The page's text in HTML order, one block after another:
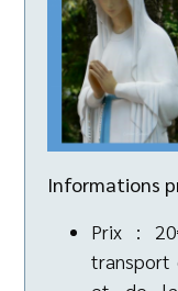
Informations
Prix :
transport